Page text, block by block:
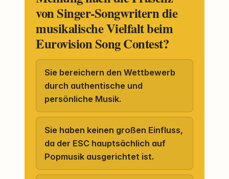
von Singer-Songwritern die
musikalische Vielfalt beim
Eurovision Song Contest?
Sie bereichern den Wettbewerb
durch authentische und
persönliche Musik.
Sie haben keinen großen Einfluss,
da der ESC hauptsächlich auf
Popmusik ausgerichtet ist.